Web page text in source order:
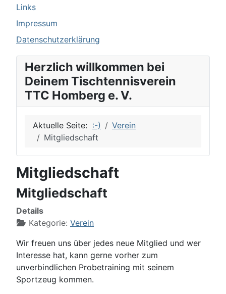
Links
Impressum
Datenschutzerklärung
Herzlich willkommen bei
Deinem Tischtennisverein
TTC Homberg e. V.
Aktuelle Seite: :-)
Verein
Mitgliedschaft
Mitgliedschaft
Mitgliedschaft
Details
Kategorie: Verein
Wir freuen uns über jedes neue Mitglied und wer
Interesse hat, kann gerne vorher zum
unverbindlichen Probetraining mit seinem
Sportzeug kommen.